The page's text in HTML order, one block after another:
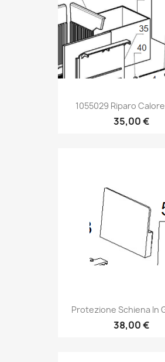
1055029 Riparo
35,00 €
Protezione Schiena In
38,00 €